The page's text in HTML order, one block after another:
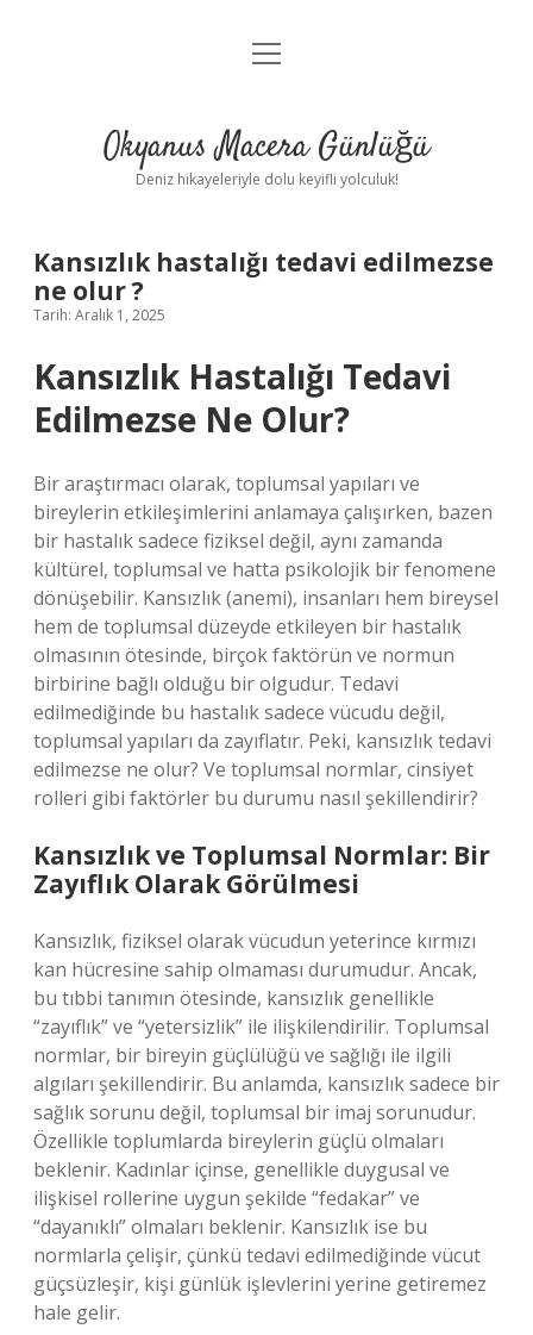
Anasayfa
Yasal Uyarı
menüyü
Okyanus Macera Günlüğü
Deniz hikayeleriyle dolu keyifli yolculuk!
Kansızlık hastalığı tedavi edilmezse
ne olur ?
Tarih: Aralık 1, 2025
Kansızlık Hastalığı Tedavi
Edilmezse Ne Olur?
Bir araştırmacı olarak, toplumsal yapıları ve
bireylerin etkileşimlerini anlamaya çalışırken, bazen
bir hastalık sadece fiziksel değil, aynı zamanda
kültürel, toplumsal ve hatta psikolojik bir fenomene
dönüşebilir. Kansızlık (anemi), insanları hem bireysel
hem de toplumsal düzeyde etkileyen bir hastalık
olmasının ötesinde, birçok faktörün ve normun
birbirine bağlı olduğu bir olgudur. Tedavi
edilmediğinde bu hastalık sadece vücudu değil,
toplumsal yapıları da zayıflatır. Peki, kansızlık tedavi
edilmezse ne olur? Ve toplumsal normlar, cinsiyet
rolleri gibi faktörler bu durumu nasıl şekillendirir?
Kansızlık ve Toplumsal Normlar: Bir
Zayıflık Olarak Görülmesi
Kansızlık, fiziksel olarak vücudun yeterince kırmızı
kan hücresine sahip olmaması durumudur. Ancak,
bu tıbbi tanımın ötesinde, kansızlık genellikle
“zayıflık” ve “yetersizlik” ile ilişkilendirilir. Toplumsal
normlar, bir bireyin güçlülüğü ve sağlığı ile ilgili
algıları şekillendirir. Bu anlamda, kansızlık sadece bir
sağlık sorunu değil, toplumsal bir imaj sorunudur.
Özellikle toplumlarda bireylerin güçlü olmaları
beklenir. Kadınlar içinse, genellikle duygusal ve
ilişkisel rollerine uygun şekilde “fedakar” ve
“dayanıklı” olmaları beklenir. Kansızlık ise bu
normlarla çelişir, çünkü tedavi edilmediğinde vücut
güçsüzleşir, kişi günlük işlevlerini yerine getiremez
hale gelir.